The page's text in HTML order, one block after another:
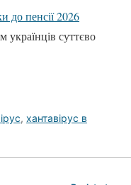
до пенсії 2026
українців суттєво
, хантавірус в